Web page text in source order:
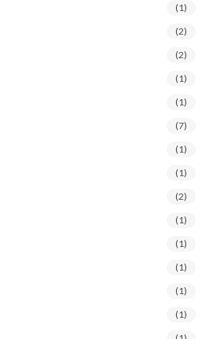
(1)
(2)
(2)
(1)
(1)
(7)
(1)
(1)
(2)
(1)
(1)
(1)
(1)
(1)